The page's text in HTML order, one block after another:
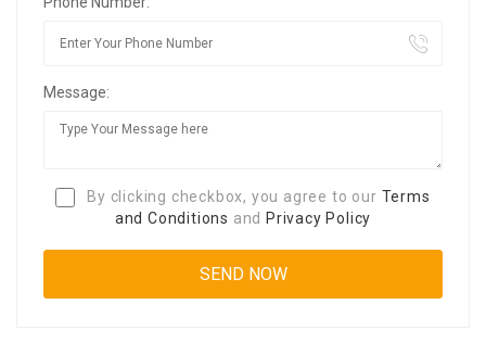
Message:
By clicking checkbox, you agree to our Terms
and Conditions and Privacy Policy